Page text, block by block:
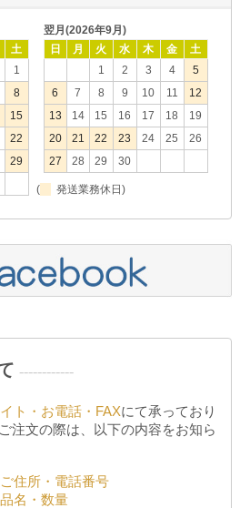
土
1
8
15
22
29
翌月(2026年9月)
日
月 火 水 木 金
土
1
2 3 4
5
6
7 8 9 10 11
12
13
14 15 16 17 18
19
20
21 22 23 24 25
26
27
28 29 30
( 発送業務休日)
------------
ト・お電話・FAXにて承っており
注文の際は、以下の内容をお知ら
住所・電話番号
名・数量